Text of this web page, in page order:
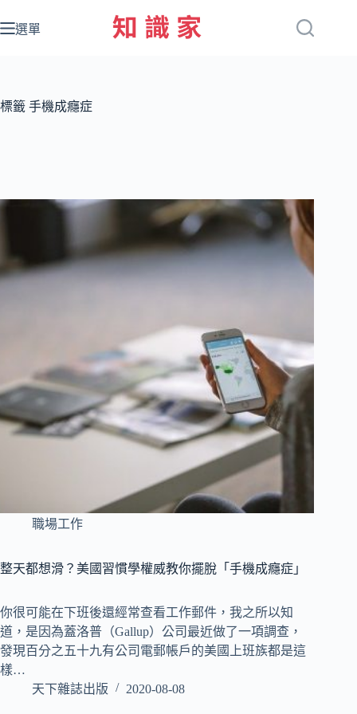
至
容
選單
標籤 手機成癮症
職場工作
整天都想滑？美國習慣學權威教你擺脫「手機成癮症」
你很可能在下班後還經常查看工作郵件，我之所以知
道，是因為蓋洛普（Gallup）公司最近做了一項調查，
發現百分之五十九有公司電郵帳戶的美國上班族都是這
樣…
天下雜誌出版
2020-08-08